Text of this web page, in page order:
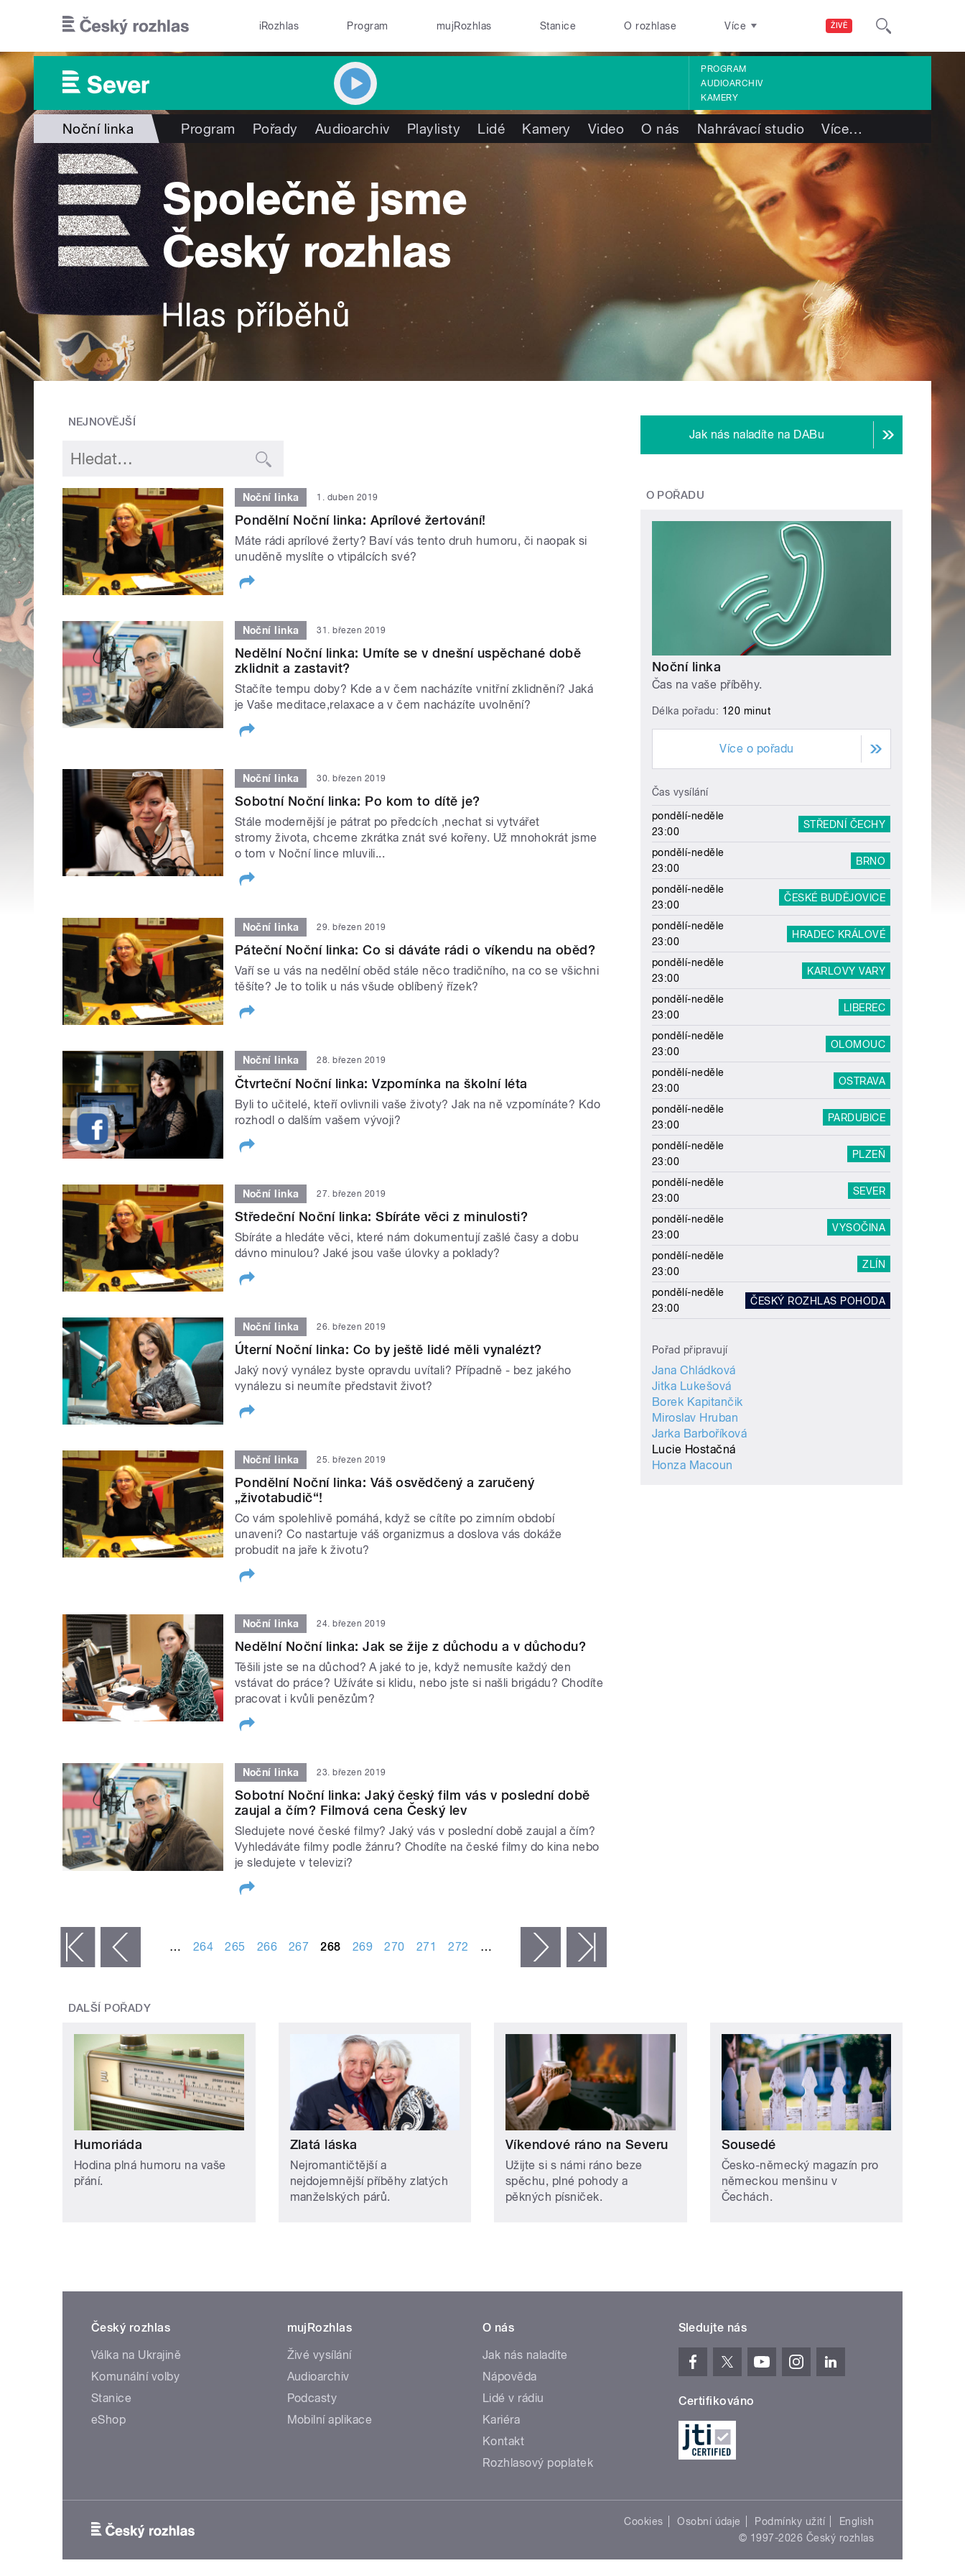
ŽIVĚ
iRozhlas Program mujRozhlas Stanice O rozhlase Více
PROGRAM
AUDIOARCHIV
KAMERY
Noční linka Program Pořady Audioarchiv Playlisty Lidé Kamery Video O nás Nahrávací studio Více…
NEJNOVĚJŠÍ
Noční linka 1. duben 2019
Pondělní Noční linka: Aprílové žertování!
Máte rádi aprílové žerty? Baví vás tento druh humoru, či naopak si
unuděně myslíte o vtipálcích své?
Noční linka 31. březen 2019
Nedělní Noční linka: Umíte se v dnešní uspěchané době
zklidnit a zastavit?
Stačíte tempu doby? Kde a v čem nacházíte vnitřní zklidnění? Jaká
je Vaše meditace,relaxace a v čem nacházíte uvolnění?
Noční linka 30. březen 2019
Sobotní Noční linka: Po kom to dítě je?
Stále modernější je pátrat po předcích ,nechat si vytvářet
stromy života, chceme zkrátka znát své kořeny. Už mnohokrát jsme
o tom v Noční lince mluvili...
Noční linka 29. březen 2019
Páteční Noční linka: Co si dáváte rádi o víkendu na oběd?
Vaří se u vás na nedělní oběd stále něco tradičního, na co se všichni
těšíte? Je to tolik u nás všude oblíbený řízek?
Noční linka 28. březen 2019
Čtvrteční Noční linka: Vzpomínka na školní léta
Byli to učitelé, kteří ovlivnili vaše životy? Jak na ně vzpomínáte? Kdo
rozhodl o dalším vašem vývoji?
Noční linka 27. březen 2019
Středeční Noční linka: Sbíráte věci z minulosti?
Sbíráte a hledáte věci, které nám dokumentují zašlé časy a dobu
dávno minulou? Jaké jsou vaše úlovky a poklady?
Noční linka 26. březen 2019
Úterní Noční linka: Co by ještě lidé měli vynalézt?
Jaký nový vynález byste opravdu uvítali? Případně - bez jakého
vynálezu si neumíte představit život?
Noční linka 25. březen 2019
Pondělní Noční linka: Váš osvědčený a zaručený
„životabudič“!
Co vám spolehlivě pomáhá, když se cítíte po zimním období
unaveni? Co nastartuje váš organizmus a doslova vás dokáže
probudit na jaře k životu?
Noční linka 24. březen 2019
Nedělní Noční linka: Jak se žije z důchodu a v důchodu?
Těšili jste se na důchod? A jaké to je, když nemusíte každý den
vstávat do práce? Užíváte si klidu, nebo jste si našli brigádu? Chodíte
pracovat i kvůli penězům?
Noční linka 23. březen 2019
Sobotní Noční linka: Jaký český film vás v poslední době
zaujal a čím? Filmová cena Český lev
Sledujete nové české filmy? Jaký vás v poslední době zaujal a čím?
Vyhledáváte filmy podle žánru? Chodíte na české filmy do kina nebo
je sledujete v televizi?
‹ předchozí … 264 265 266 267 268 269 270 271 272 … následující ›
Jak nás naladíte na DABu
O POŘADU
Noční linka
Čas na vaše příběhy.
Délka pořadu: 120 minut
Více o pořadu
Čas vysílání
pondělí-neděle
23:00
STŘEDNÍ ČECHY
pondělí-neděle
23:00
BRNO
pondělí-neděle
23:00
ČESKÉ BUDĚJOVICE
pondělí-neděle
23:00
HRADEC KRÁLOVÉ
pondělí-neděle
23:00
KARLOVY VARY
pondělí-neděle
23:00
LIBEREC
pondělí-neděle
23:00
OLOMOUC
pondělí-neděle
23:00
OSTRAVA
pondělí-neděle
23:00
PARDUBICE
pondělí-neděle
23:00
PLZEŇ
pondělí-neděle
23:00
SEVER
pondělí-neděle
23:00
VYSOČINA
pondělí-neděle
23:00
ZLÍN
pondělí-neděle
23:00
ČESKÝ ROZHLAS POHODA
Pořad připravují
Jana Chládková
Jitka Lukešová
Borek Kapitančik
Miroslav Hruban
Jarka Barboříková
Lucie Hostačná
Honza Macoun
DALŠÍ POŘADY
Humoriáda
Hodina plná humoru na vaše
přání.
Zlatá láska
Nejromantičtější a
nejdojemnější příběhy zlatých
manželských párů.
Víkendové ráno na Severu
Užijte si s námi ráno beze
spěchu, plné pohody a
pěkných písniček.
Sousedé
Česko-německý magazín pro
německou menšinu v
Čechách.
Český rozhlas
Válka na Ukrajině
Komunální volby
Stanice
eShop
mujRozhlas
Živé vysílání
Audioarchiv
Podcasty
Mobilní aplikace
O nás
Jak nás naladíte
Nápověda
Lidé v rádiu
Kariéra
Kontakt
Rozhlasový poplatek
Sledujte nás
Certifikováno
Cookies Osobní údaje Podmínky užití
English
© 1997-2026 Český rozhlas